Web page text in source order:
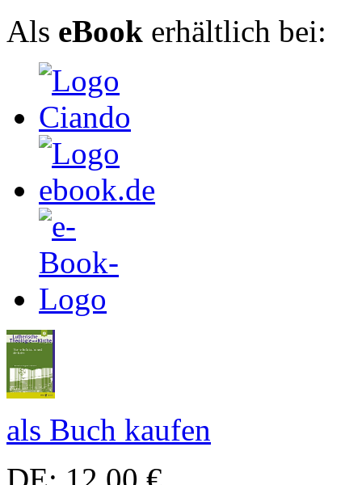
Als eBook erhältlich bei:
als Buch kaufen